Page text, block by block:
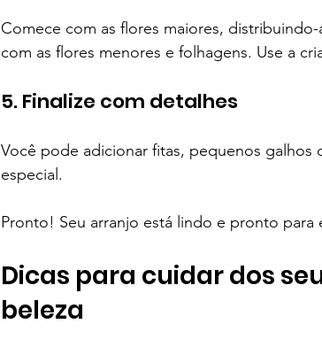
Comece com as flores maiores,
com as flores menores e folhagens. Use a
5. Finalize com detalhes
Você pode adicionar fitas, pequenos
especial.
Pronto! Seu arranjo está lindo e pronto para
Dicas para cuidar dos
beleza